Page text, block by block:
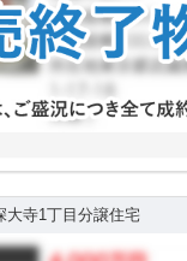
大寺1丁目分譲住宅